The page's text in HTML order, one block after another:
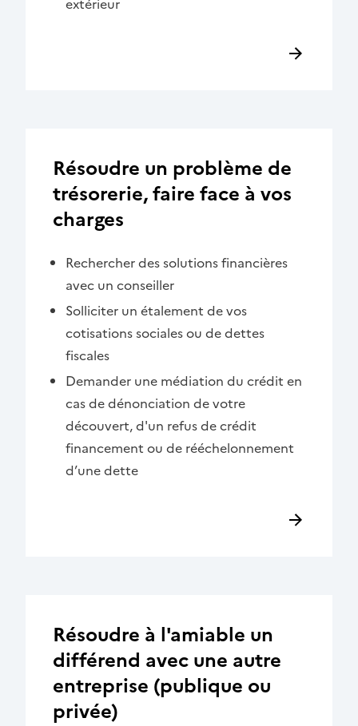
extérieur
Résoudre un problème de
trésorerie, faire face à vos
charges
Rechercher des solutions financières
avec un conseiller
Solliciter un étalement de vos
cotisations sociales ou de dettes
fiscales
Demander une médiation du crédit en
cas de dénonciation de votre
découvert, d'un refus de crédit
financement ou de rééchelonnement
d’une dette
Résoudre à l'amiable un
différend avec une autre
entreprise (publique ou
privée)